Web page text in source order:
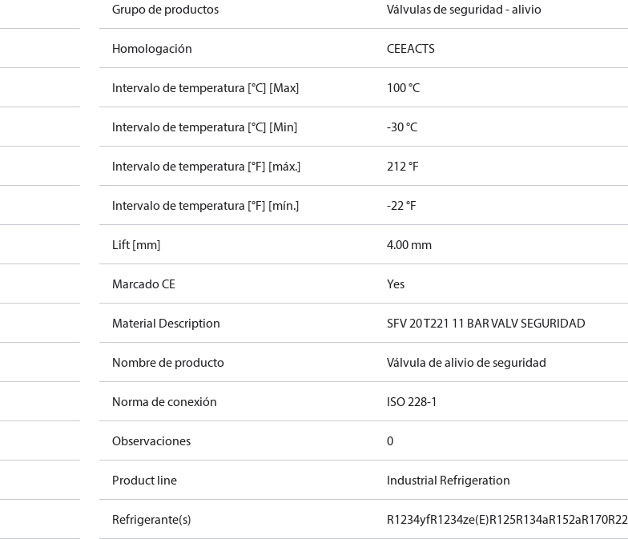
Grupo de productos Válvulas de seguridad - alivio
Homologación CEEACTS
Intervalo de temperatura [°C] [Max] 100 °C
Intervalo de temperatura [°C] [Min] -30 °C
Intervalo de temperatura [°F] [máx.] 212 °F
Intervalo de temperatura [°F] [mín.] -22 °F
Lift [mm] 4.00 mm
Marcado CE Yes
Material Description SFV 20 T221 11 BAR VALV SEGURIDAD
Nombre de producto Válvula de alivio de seguridad
Norma de conexión ISO 228-1
Observaciones 0
Product line Industrial Refrigeration
Refrigerante(s) R1234yfR1234ze(E)R125R134aR152aR170R22